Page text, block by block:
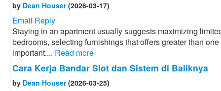
by Dean Houser(2026-03-17)
Email Reply
Staying in an apartment usually suggests maximizing
bedrooms, selecting furnishings that offers greater than
important.... Read more
Cara Kerja Bandar Slot dan Sistem di Baliknya
by Dean Houser(2026-03-25)